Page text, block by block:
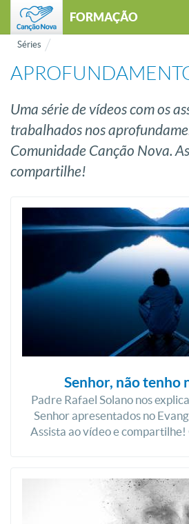
FORMAÇÃO
Séries
Uma série de vídeos com os
trabalhados nos
Comunidade Canção Nova.
compartilhe!
Senhor, não tenho
Padre Rafael Solano nos
Senhor apresentados no
Assista ao vídeo e